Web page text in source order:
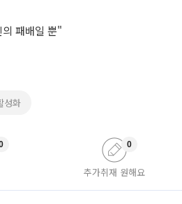
패배일 뿐"
성화
추가취재 원해요
0